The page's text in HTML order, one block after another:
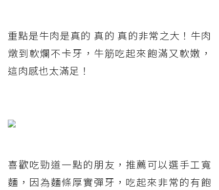
重點是牛肉是真的 真的 真的非常之大！牛肉
燉到軟爛不卡牙，牛筋吃起來飽滿又軟嫩，
這肉感也太滿足！
喜歡吃勁道一點的朋友，推薦可以選手工寬
麵，因為麵條厚實彈牙，吃起來非常的有飽